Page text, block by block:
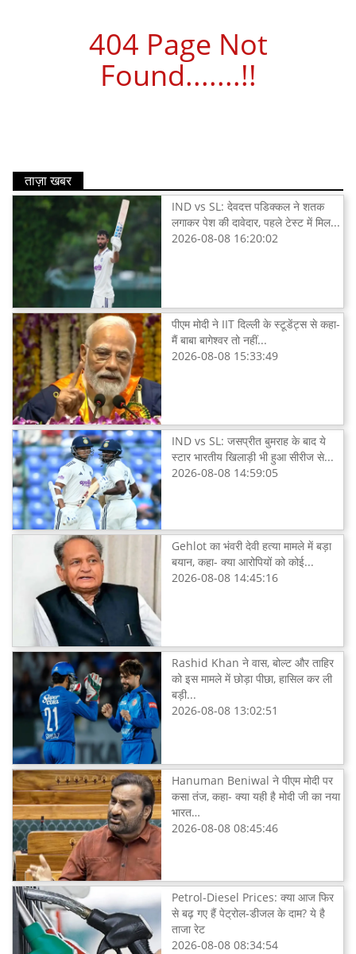
404 Page Not
Found.......!!
ताज़ा खबर
IND vs SL: देवदत्त पडिक्कल ने शतक
लगाकर पेश की दावेदार, पहले टेस्ट में मिल...
2026-08-08 16:20:02
पीएम मोदी ने IIT दिल्ली के स्टूडेंट्स से कहा-
मैं बाबा बागेश्वर तो नहीं...
2026-08-08 15:33:49
IND vs SL: जसप्रीत बुमराह के बाद ये
स्टार भारतीय खिलाड़ी भी हुआ सीरीज से...
2026-08-08 14:59:05
Gehlot का भंवरी देवी हत्या मामले में बड़ा
बयान, कहा- क्या आरोपियों को कोई...
2026-08-08 14:45:16
Rashid Khan ने वास, बोल्ट और ताहिर
को इस मामले में छोड़ा पीछा, हासिल कर ली
बड़ी...
2026-08-08 13:02:51
Hanuman Beniwal ने पीएम मोदी पर
कसा तंज, कहा- क्या यही है मोदी जी का नया
भारत…
2026-08-08 08:45:46
Petrol-Diesel Prices: क्या आज फिर
से बढ़ गए हैं पेट्रोल-डीजल के दाम? ये है
ताजा रेट
2026-08-08 08:34:54